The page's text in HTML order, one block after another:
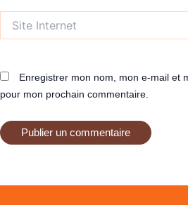
Internet
Enregistrer mon nom, mon e-mail et
pour mon prochain commentaire.